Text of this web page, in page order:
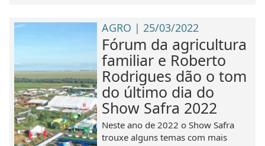
AGRO | 25/03/2022
Fórum da agricultura
familiar e Roberto
Rodrigues dão o tom
do último dia do
Show Safra 2022
Neste ano de 2022 o Show Safra
trouxe alguns temas com mais